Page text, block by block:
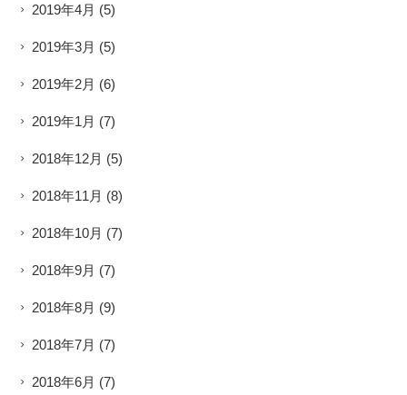
2019年4月 (5)
2019年3月 (5)
2019年2月 (6)
2019年1月 (7)
2018年12月 (5)
2018年11月 (8)
2018年10月 (7)
2018年9月 (7)
2018年8月 (9)
2018年7月 (7)
2018年6月 (7)